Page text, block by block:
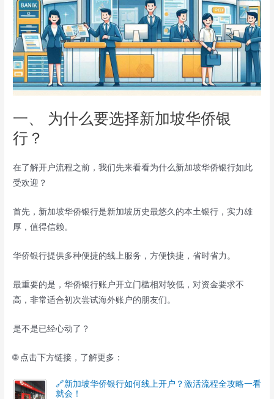
一、 为什么要选择新加坡华侨银
行？
在了解开户流程之前，我们先来看看为什么新加坡华侨银行如此
受欢迎？
首先，新加坡华侨银行是新加坡历史最悠久的本土银行，实力雄
厚，值得信赖。
华侨银行提供多种便捷的线上服务，方便快捷，省时省力。
最重要的是，华侨银行账户开立门槛相对较低，对资金要求不
高，非常适合初次尝试海外账户的朋友们。
是不是已经心动了？
🌐 点击下方链接，了解更多：
🔗新加坡华侨银行如何线上开户？激活流程全攻略一看
就会！